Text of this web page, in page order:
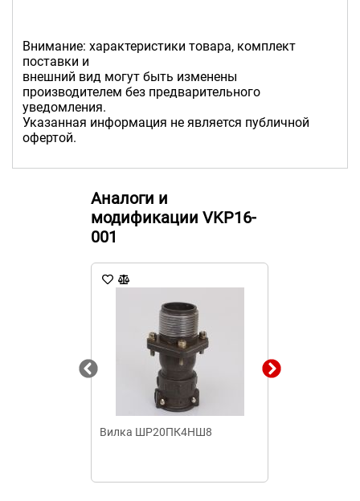
Внимание: характеристики товара, комплект
поставки и
внешний вид могут быть изменены
производителем без предварительного
уведомления.
Указанная информация не является публичной
офертой.
Аналоги и
модификации VKP16-
001
Вилка ШР20ПК4НШ8